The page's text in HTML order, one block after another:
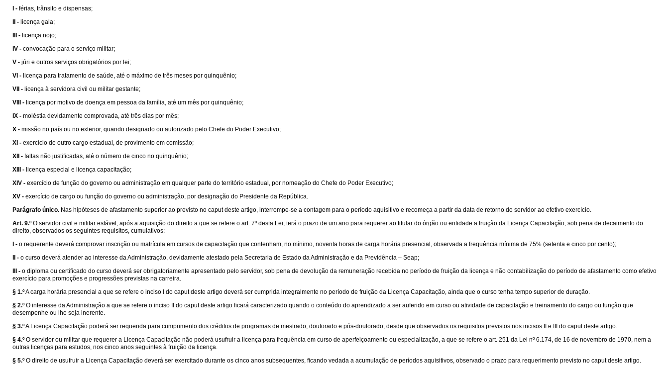
I - férias, trânsito e dispensas;
II - licença gala;
III - licença nojo;
IV - convocação para o serviço militar;
V - júri e outros serviços obrigatórios por lei;
VI - licença para tratamento de saúde, até o máximo de três meses por quinquênio;
VII - licença à servidora civil ou militar gestante;
VIII - licença por motivo de doença em pessoa da família, até um mês por quinquênio;
IX - moléstia devidamente comprovada, até três dias por mês;
X - missão no país ou no exterior, quando designado ou autorizado pelo Chefe do Poder Executivo;
XI - exercício de outro cargo estadual, de provimento em comissão;
XII - faltas não justificadas, até o número de cinco no quinquênio;
XIII - licença especial e licença capacitação;
XIV - exercício de função do governo ou administração em qualquer parte do território estadual, por nomeação do Chefe do Poder Executivo;
XV - exercício de cargo ou função do governo ou administração, por designação do Presidente da República.
Parágrafo único. Nas hipóteses de afastamento superior ao previsto no caput deste artigo, interrompe-se a contagem para o período aquisitivo e recomeça a partir da data de retorno do servidor ao efetivo exercício.
Art. 9.º O servidor civil e militar estável, após a aquisição do direito a que se refere o art. 7º desta Lei, terá o prazo de um ano para requerer ao titular do órgão ou entidade a fruição da Licença Capacitação, sob pena de decaimento do
direito, observados os seguintes requisitos, cumulativos:
I - o requerente deverá comprovar inscrição ou matrícula em cursos de capacitação que contenham, no mínimo, noventa horas de carga horária presencial, observada a frequência mínima de 75% (setenta e cinco por cento);
II - o curso deverá atender ao interesse da Administração, devidamente atestado pela Secretaria de Estado da Administração e da Previdência – Seap;
III - o diploma ou certificado do curso deverá ser obrigatoriamente apresentado pelo servidor, sob pena de devolução da remuneração recebida no período de fruição da licença e não contabilização do período de afastamento como efetivo
exercício para promoções e progressões previstas na carreira.
§ 1.ºA carga horária presencial a que se refere o inciso I do caput deste artigo deverá ser cumprida integralmente no período de fruição da Licença Capacitação, ainda que o curso tenha tempo superior de duração.
§ 2.º O interesse da Administração a que se refere o inciso II do caput deste artigo ficará caracterizado quando o conteúdo do aprendizado a ser auferido em curso ou atividade de capacitação e treinamento do cargo ou função que
desempenhe ou lhe seja inerente.
§ 3.ºA Licença Capacitação poderá ser requerida para cumprimento dos créditos de programas de mestrado, doutorado e pós-doutorado, desde que observados os requisitos previstos nos incisos II e III do caput deste artigo.
§ 4.º O servidor ou militar que requerer a Licença Capacitação não poderá usufruir a licença para frequência em curso de aperfeiçoamento ou especialização, a que se refere o art. 251 da Lei nº 6.174, de 16 de novembro de 1970, nem a
outras licenças para estudos, nos cinco anos seguintes à fruição da licença.
§ 5.º O direito de usufruir a Licença Capacitação deverá ser exercitado durante os cinco anos subsequentes, ficando vedada a acumulação de períodos aquisitivos, observado o prazo para requerimento previsto no caput deste artigo.